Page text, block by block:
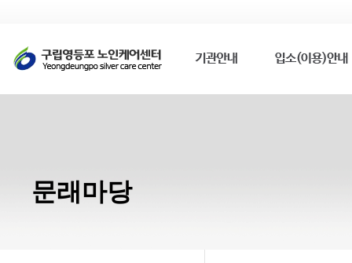
문래마당